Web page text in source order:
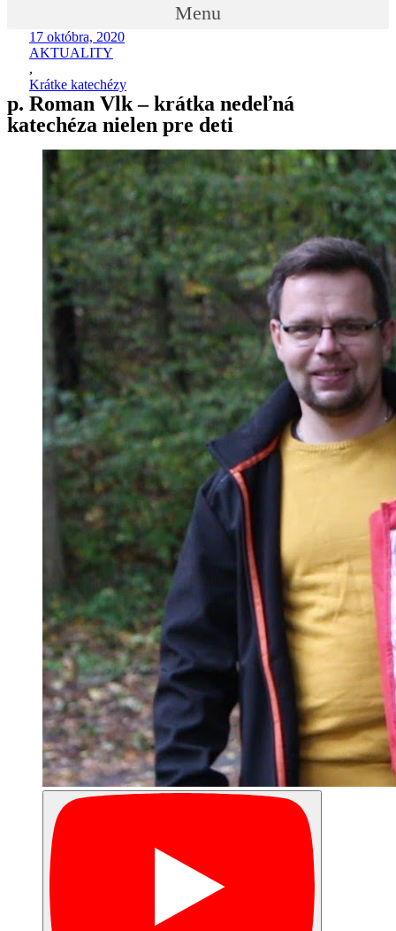
Menu
17 októbra, 2020
AKTUALITY
,
Krátke katechézy
p. Roman Vlk – krátka nedeľná
katechéza nielen pre deti